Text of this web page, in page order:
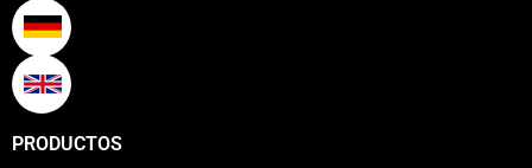
PRODUCTOS